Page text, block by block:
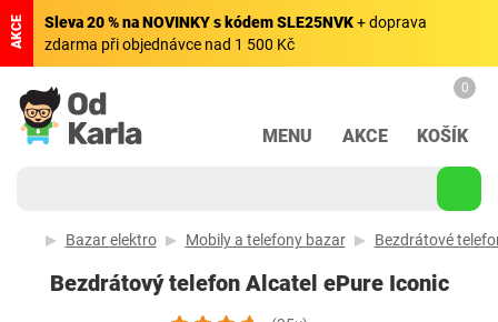
AKCE Sleva 20 % na NOVINKY s kódem SLE25NVK+ doprava
zdarma při objednávce nad 1 500 Kč
MENU AKCE
0
KOŠÍK
Bazar elektro Mobily a telefony bazar Bezdrátové
Bezdrátový telefon Alcatel ePure Iconic